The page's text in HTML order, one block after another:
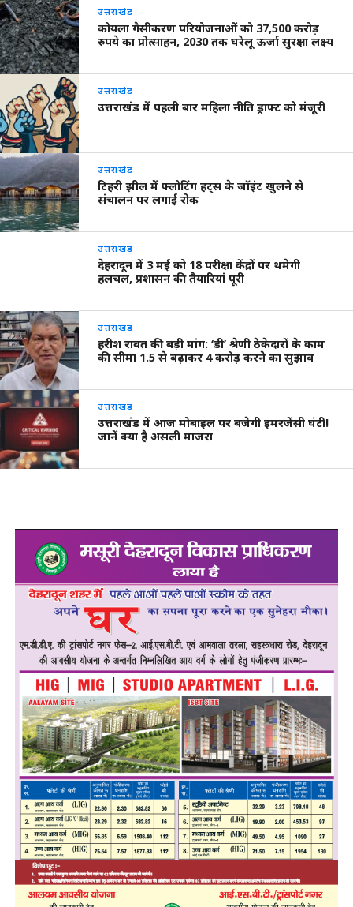
उत्तराखंड
कोयला गैसीकरण परियोजनाओं को 37,500 करोड़
रुपये का प्रोत्साहन, 2030 तक घरेलू ऊर्जा सुरक्षा लक्ष्य
उत्तराखंड
उत्तराखंड में पहली बार महिला नीति ड्राफ्ट को मंजूरी
उत्तराखंड
टिहरी झील में फ्लोटिंग हट्स के जॉइंट खुलने से
संचालन पर लगाई रोक
उत्तराखंड
देहरादून में 3 मई को 18 परीक्षा केंद्रों पर थमेगी
हलचल, प्रशासन की तैयारियां पूरी
उत्तराखंड
हरीश रावत की बड़ी मांग: ‘डी’ श्रेणी ठेकेदारों के काम
की सीमा 1.5 से बढ़ाकर 4 करोड़ करने का सुझाव
उत्तराखंड
उत्तराखंड में आज मोबाइल पर बजेगी इमरजेंसी घंटी!
जानें क्या है असली माजरा